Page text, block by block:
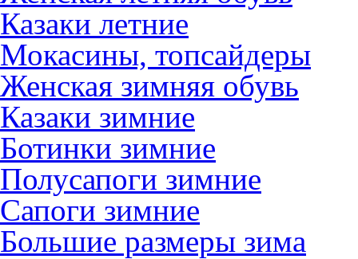
Казаки летние
Мокасины, топсайдеры
Женская зимняя обувь
Казаки зимние
Ботинки зимние
Полусапоги зимние
Сапоги зимние
Большие размеры зима